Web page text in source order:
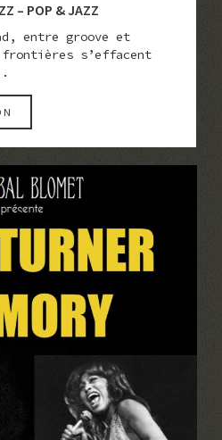
– POP & JAZZ
entre groove et
s’effacent